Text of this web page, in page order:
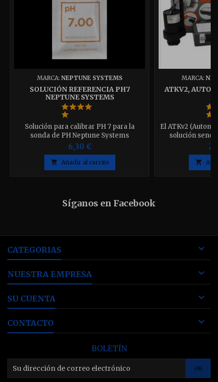
MARCA: NEPTUNE SYSTEMS
SOLUCIÓN REFERENCIA PH7
NEPTUNE SYSTEMS
Solución para calibrar PH 7 para la
sonda de PH Neptune Systems
6,30 €
 Añadir al carrito
MARCA:
ATKV2,
El ATKv2
solución
completa
perdida

Síganos en Facebook
CATEGORIAS 
NUESTRA EMPRESA 
SU CUENTA 
CONTACTO 
BOLETÍN